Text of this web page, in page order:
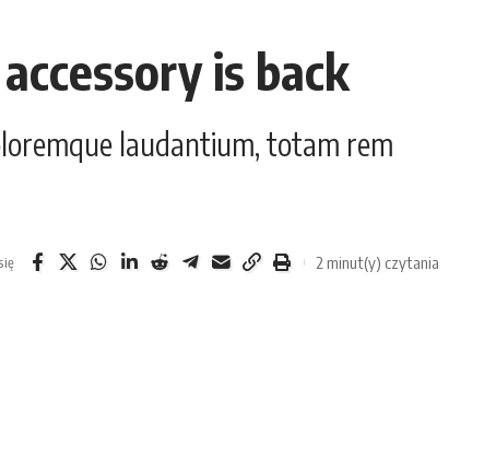
is back
laudantium, totam rem
2 minut(y) czytania